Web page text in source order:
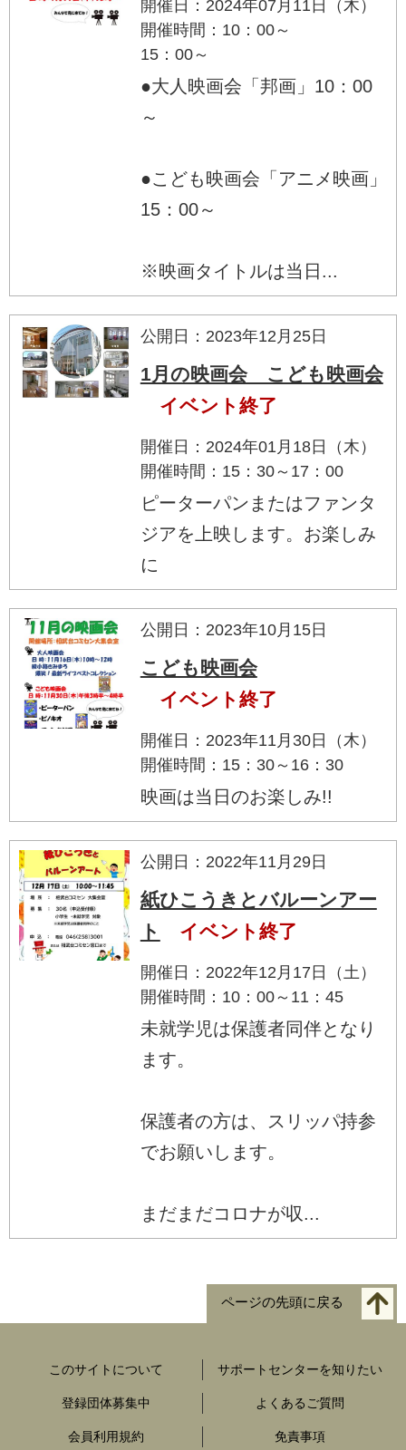
開催日：2024年07月11日（木）
開催時間：10：00～
15：00～
●大人映画会「邦画」10：00
～
●こども映画会「アニメ映画」
15：00～
※映画タイトルは当日...
公開日：2023年12月25日
1月の映画会 こども映画会
イベント終了
開催日：2024年01月18日（木）
開催時間：15：30～17：00
ピーターパンまたはファンタ
ジアを上映します。お楽しみ
に
公開日：2023年10月15日
こども映画会
イベント終了
開催日：2023年11月30日（木）
開催時間：15：30～16：30
映画は当日のお楽しみ!!
公開日：2022年11月29日
紙ひこうきとバルーンアー
ト
イベント終了
開催日：2022年12月17日（土）
開催時間：10：00～11：45
未就学児は保護者同伴となり
ます。
保護者の方は、スリッパ持参
でお願いします。
まだまだコロナが収...
ページの先頭に戻る
このサイトについて サポートセンターを知りたい
登録団体募集中 よくあるご質問
会員利用規約 免責事項